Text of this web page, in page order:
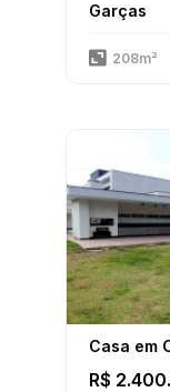
Garças
208m²
Casa em
R$